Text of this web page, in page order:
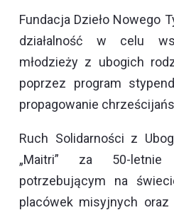
Fundacja Dzieło Nowego
działalność w celu
młodzieży z ubogich
poprzez program
propagowanie
Ruch Solidarności z
„Maitri” za 50-letnie
potrzebującym na
placówek misyjnych oraz